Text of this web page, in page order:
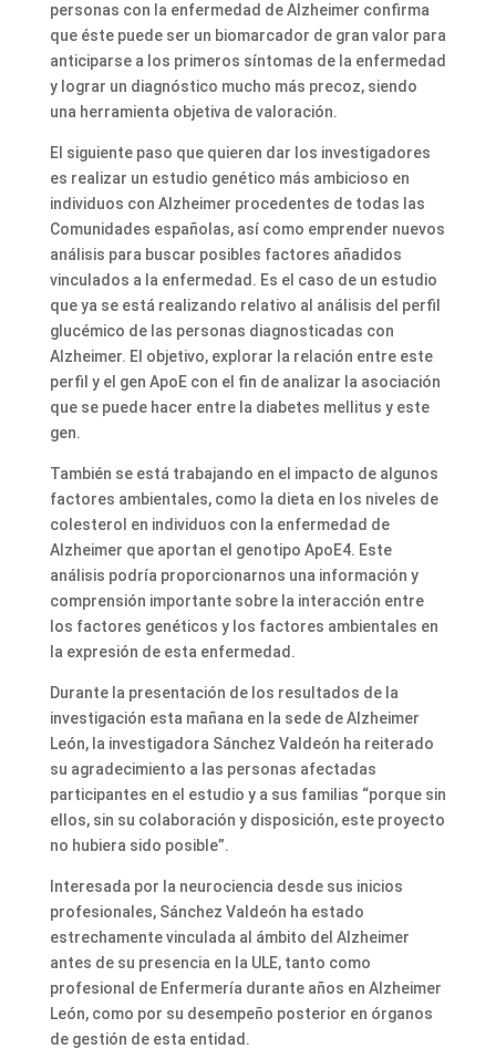
personas con la enfermedad de Alzheimer confirma
que éste puede ser un biomarcador de gran valor para
anticiparse a los primeros síntomas de la enfermedad
y lograr un diagnóstico mucho más precoz, siendo
una herramienta objetiva de valoración.
El siguiente paso que quieren dar los investigadores
es realizar un estudio genético más ambicioso en
individuos con Alzheimer procedentes de todas las
Comunidades españolas, así como emprender nuevos
análisis para buscar posibles factores añadidos
vinculados a la enfermedad. Es el caso de un estudio
que ya se está realizando relativo al análisis del perfil
glucémico de las personas diagnosticadas con
Alzheimer. El objetivo, explorar la relación entre este
perfil y el gen ApoE con el fin de analizar la asociación
que se puede hacer entre la diabetes mellitus y este
gen.
También se está trabajando en el impacto de algunos
factores ambientales, como la dieta en los niveles de
colesterol en individuos con la enfermedad de
Alzheimer que aportan el genotipo ApoE4. Este
análisis podría proporcionarnos una información y
comprensión importante sobre la interacción entre
los factores genéticos y los factores ambientales en
la expresión de esta enfermedad.
Durante la presentación de los resultados de la
investigación esta mañana en la sede de Alzheimer
León, la investigadora Sánchez Valdeón ha reiterado
su agradecimiento a las personas afectadas
participantes en el estudio y a sus familias “porque sin
ellos, sin su colaboración y disposición, este proyecto
no hubiera sido posible”.
Interesada por la neurociencia desde sus inicios
profesionales, Sánchez Valdeón ha estado
estrechamente vinculada al ámbito del Alzheimer
antes de su presencia en la ULE, tanto como
profesional de Enfermería durante años en Alzheimer
León, como por su desempeño posterior en órganos
de gestión de esta entidad.